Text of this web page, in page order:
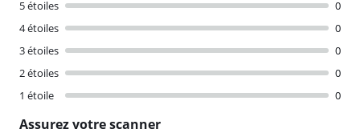
5 étoiles
0
4 étoiles
0
3 étoiles
0
2 étoiles
0
1 étoile
0
Assurez votre scanner